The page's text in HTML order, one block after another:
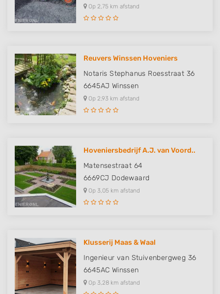
Op 2,75 km afstand
Reuvers Winssen Hoveniers
Notaris Stephanus Roesstraat 36
6645AJ Winssen
Op 2,93 km afstand
Hoveniersbedrijf A.J. van Voord..
Matensestraat 64
6669CJ Dodewaard
Op 3,05 km afstand
Klusserij Maas & Waal
Ingenieur van Stuivenbergweg 36
6645AC Winssen
Op 3,28 km afstand